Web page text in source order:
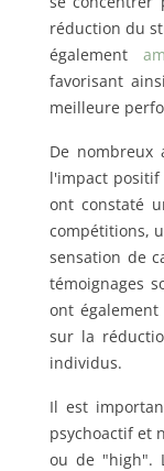
réduction du
également
favorisant
meilleure
De
l'impact positif
ont constaté
compétitions,
sensation de
témoignages
ont également
sur la
individus.
Il est
psychoactif et
ou de "high".